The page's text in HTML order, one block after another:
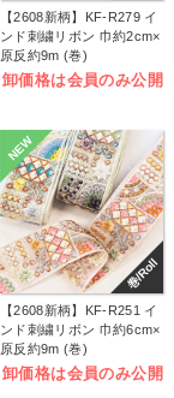
【2608新柄】KF-R279 イ
ンド刺繍リボン 巾約2cm×
原反約9m (巻)
卸価格は会員のみ公開
NEW
巻/Roll
【2608新柄】KF-R251 イ
ンド刺繍リボン 巾約6cm×
原反約9m (巻)
卸価格は会員のみ公開